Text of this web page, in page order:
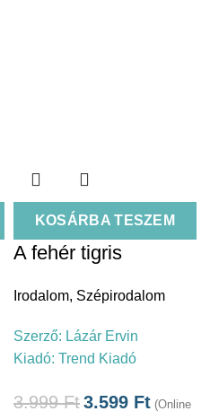
KOSÁRBA TESZEM
A fehér tigris
Irodalom, Szépirodalom
Szerző: Lázár Ervin
Kiadó: Trend Kiadó
3.999Ft3.599 Ft (Online